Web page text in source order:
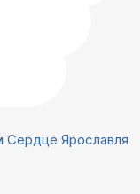
Сердце Ярославля